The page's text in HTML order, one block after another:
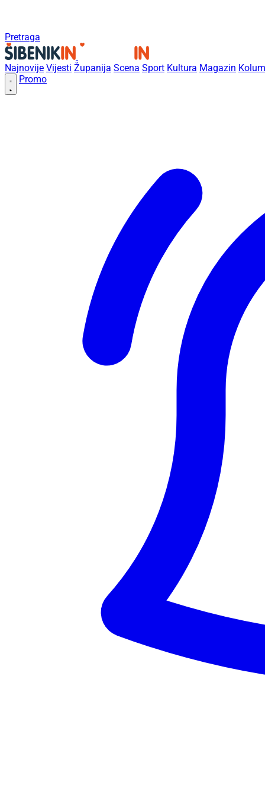
Pretraga
Najnovije Vijesti Županija Scena Sport Kultura Magazin
Promo